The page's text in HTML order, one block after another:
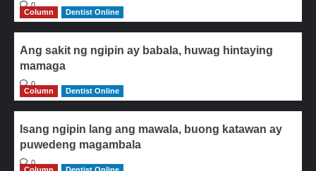
0
Column
Dentist Online
Ang sakit ng ngipin ay babala, huwag hintaying
mamaga
0
Column
Dentist Online
Isang ngipin lang ang mawala, buong katawan ay
puwedeng magambala
0